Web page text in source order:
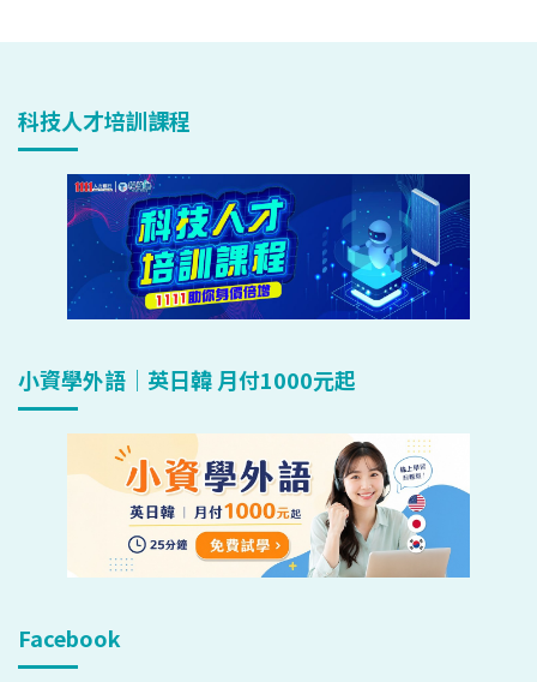
科技人才培訓課程
小資學外語｜英日韓 月付1000元起
Facebook